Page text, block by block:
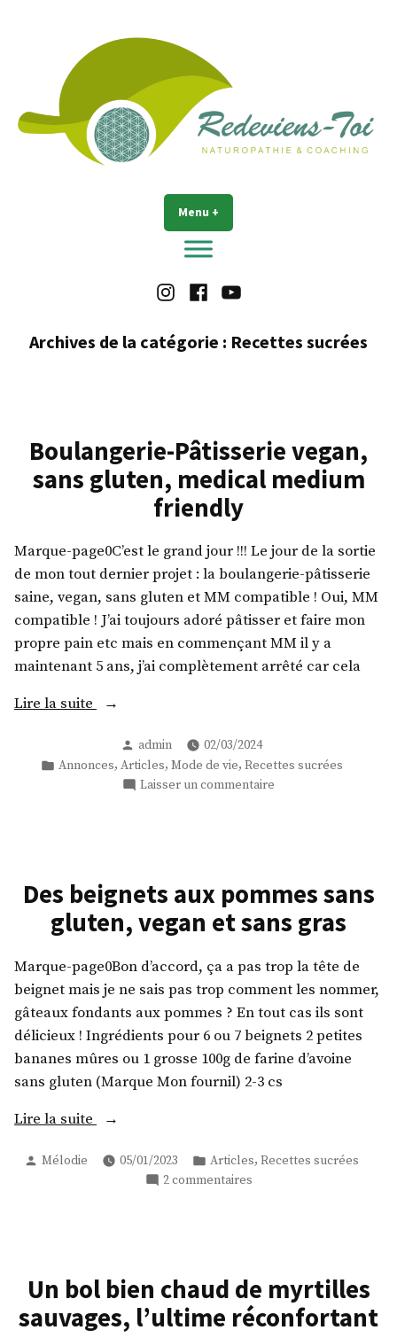
Redeviens-toi Menu +
Instagram
FacebookYoutube
Archives de la catégorie : Recettes sucrées
Boulangerie-Pâtisserie vegan,
sans gluten, medical medium
friendly
Marque-page0C’est le grand jour !!! Le jour de la sortie
de mon tout dernier projet : la boulangerie-pâtisserie
saine, vegan, sans gluten et MM compatible ! Oui, MM
compatible ! J’ai toujours adoré pâtisser et faire mon
propre pain etc mais en commençant MM il y a
maintenant 5 ans, j’ai complètement arrêté car cela
Lire la suite
« Boulangerie-
vegan,
sans
gluten,
Publié
par
admin
02/03/2024
Publié
Annonces, Articles, Mode de vie, Recettes sucrées
Laisser un commentaire
medical
medium
friendly
Des beignets aux pommes sans
gluten, vegan et sans gras
Marque-page0Bon d’accord, ça a pas trop la tête de
beignet mais je ne sais pas trop comment les nommer,
gâteaux fondants aux pommes ? En tout cas ils sont
délicieux ! Ingrédients pour 6 ou 7 beignets 2 petites
bananes mûres ou 1 grosse 100g de farine d’avoine
sans gluten (Marque Mon fournil) 2-3 cs
Lire la suite
« Des
aux
pommes
et
sans
gras »
Publié
Mélodie 05/01/2023
Publié
dans
Articles, Recettes sucrées
2 commentairessur
gluten,
vegan
Un bol bien chaud de myrtilles
sauvages, l’ultime réconfortant